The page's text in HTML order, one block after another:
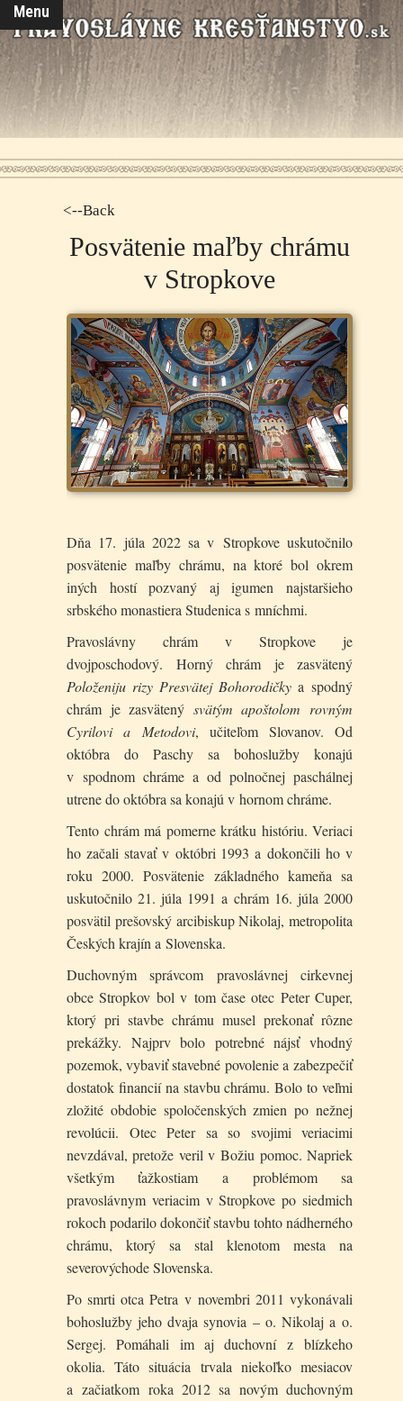
Menu
<--Back
Posvätenie maľby chrámu
v Stropkove
Dňa 17. júla 2022 sa v Stropkove uskutočnilo
posvätenie maľby chrámu, na ktoré bol okrem
iných hostí pozvaný aj igumen najstaršieho
srbského monastiera Studenica s mníchmi.
Pravoslávny chrám v Stropkove je
dvojposchodový. Horný chrám je zasvätený
Položeniju rizy Presvätej Bohorodičky a spodný
chrám je zasvätený svätým apoštolom rovným
Cyrilovi a Metodovi, učiteľom Slovanov. Od
októbra do Paschy sa bohoslužby konajú
v spodnom chráme a od polnočnej paschálnej
utrene do októbra sa konajú v hornom chráme.
Tento chrám má pomerne krátku históriu. Veriaci
ho začali stavať v októbri 1993 a dokončili ho v
roku 2000. Posvätenie základného kameňa sa
uskutočnilo 21. júla 1991 a chrám 16. júla 2000
posvätil prešovský arcibiskup Nikolaj, metropolita
Českých krajín a Slovenska.
Duchovným správcom pravoslávnej cirkevnej
obce Stropkov bol v tom čase otec Peter Cuper,
ktorý pri stavbe chrámu musel prekonať rôzne
prekážky. Najprv bolo potrebné nájsť vhodný
pozemok, vybaviť stavebné povolenie a zabezpečiť
dostatok financií na stavbu chrámu. Bolo to veľmi
zložité obdobie spoločenských zmien po nežnej
revolúcii. Otec Peter sa so svojimi veriacimi
nevzdával, pretože veril v Božiu pomoc. Napriek
všetkým ťažkostiam a problémom sa
pravoslávnym veriacim v Stropkove po siedmich
rokoch podarilo dokončiť stavbu tohto nádherného
chrámu, ktorý sa stal klenotom mesta na
severovýchode Slovenska.
Po smrti otca Petra v novembri 2011 vykonávali
bohoslužby jeho dvaja synovia – o. Nikolaj a o.
Sergej. Pomáhali im aj duchovní z blízkeho
okolia. Táto situácia trvala niekoľko mesiacov
a začiatkom roka 2012 sa novým duchovným